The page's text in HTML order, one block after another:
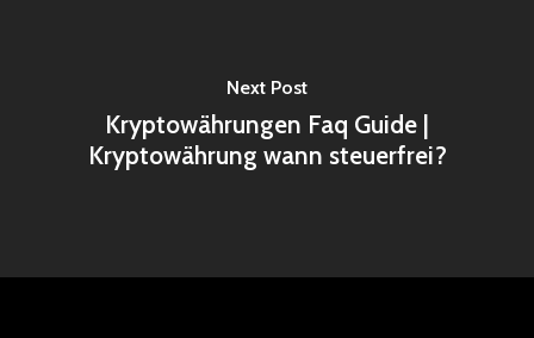
Next Post
Kryptowährungen Faq Guide |
Kryptowährung wann steuerfrei?